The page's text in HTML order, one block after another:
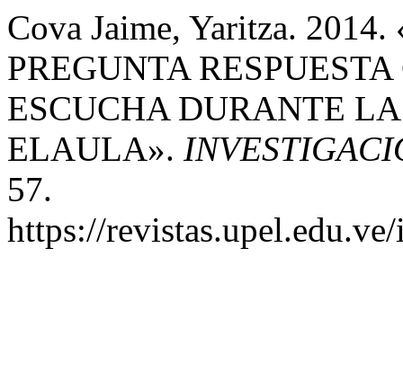
Cova Jaime, Yaritza.
PREGUNTA
ESCUCHA DURANTE
ELAULA».
57.
https://